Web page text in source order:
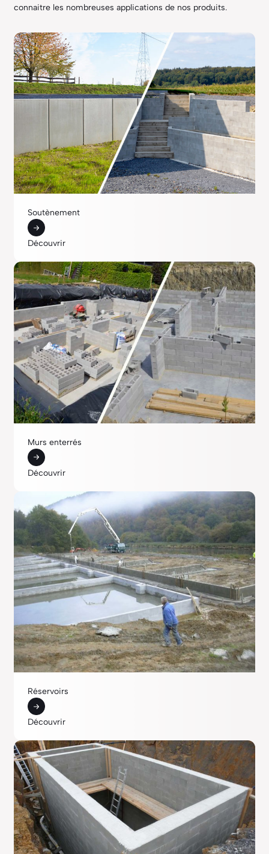
connaitre les nombreuses applications de nos produits.
Soutènement
Découvrir
Murs enterrés
Découvrir
Réservoirs
Découvrir